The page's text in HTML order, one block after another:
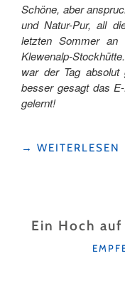
Schöne, aber
und Natur-Pur, all
letzten Sommer an
Klewenalp-
war der Tag
besser gesagt das
gelernt!
"MEIN
KLEWENALP-
→ WEITERLESEN
Ein Hoch